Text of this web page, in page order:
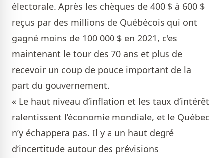
électorale. Après les chèques de 400 $ à 600 $
reçus par des millions de Québécois qui ont
gagné moins de 100 000 $ en 2021, c'es
maintenant le tour des 70 ans et plus de
recevoir un coup de pouce important de la
part du gouvernement.
« Le haut niveau d’inflation et les taux d’intérêt
ralentissent l’économie mondiale, et le Québec
n’y échappera pas. Il y a un haut degré
d’incertitude autour des prévisions